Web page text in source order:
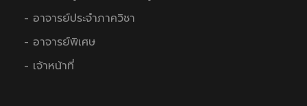
- อาจารย์ประจำภาควิชา
- อาจารย์พิเศษ
- เจ้าหน้าที่